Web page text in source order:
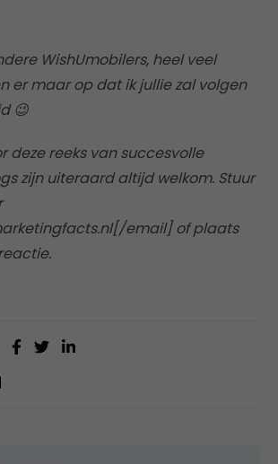
WishUmobilers, heel veel
er maar op dat ik jullie zal volgen
😉
deze reeks van succesvolle
zijn uiteraard altijd welkom. Stuur
email] of plaats